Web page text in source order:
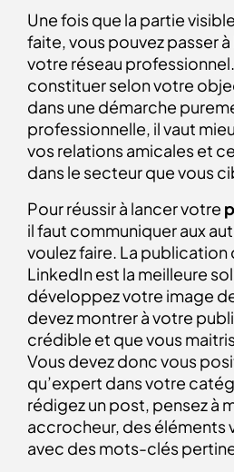
Une fois que la partie
faite, vous pouvez passer
votre réseau
constituer selon votre
dans une démarche
professionnelle, il vaut
vos relations amicales et
dans le secteur que vous
Pour réussir à lancer votre
il faut communiquer aux
voulez faire. La publication
LinkedIn est la meilleure
développez votre image
devez montrer à votre
crédible et que vous
Vous devez donc vous
qu’expert dans votre
rédigez un post, pensez à
accrocheur, des éléments
avec des mots-clés